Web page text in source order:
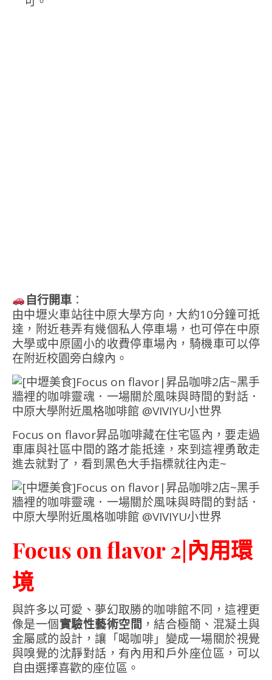
自行開車：
由中壢火車站往中原大學方向，大約10分鐘可抵
達，附近巷弄有幾個私人停車場，也可停在中原
大學或中原國小的收費停車場內，騎機車可以停
在附近校園旁白線內。
Focus on flavor昇品咖啡藏在住宅區內，要走過
車庫與社區中間的路才能抵達，來到這裡勇敢走
進去就對了，看到黑色大手指標就往內走~
Focus on flavor 2|內用環
境
與許多以可愛、夢幻取勝的咖啡館不同，這裡更
像是一個實驗性藝術空間 ，結合極簡、混凝土與
金屬感的設計，讓「喝咖啡」變成一場關於視覺
與嗅覺的沈靜對話，有內用和戶外座位區，可以
自由選擇喜歡的座位區。